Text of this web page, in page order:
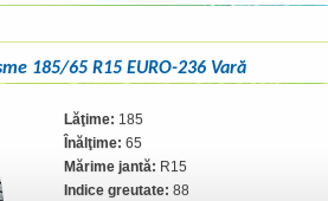
185/65 R15 EURO-236 Vară
Lăţime: 185
Înălţime: 65
Mărime jantă: R15
Indice greutate: 88